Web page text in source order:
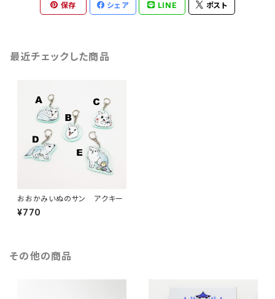
保存 シェア LINE ポスト
最近チェックした商品
おおかみいぬのサン アクキー
¥770
その他の商品